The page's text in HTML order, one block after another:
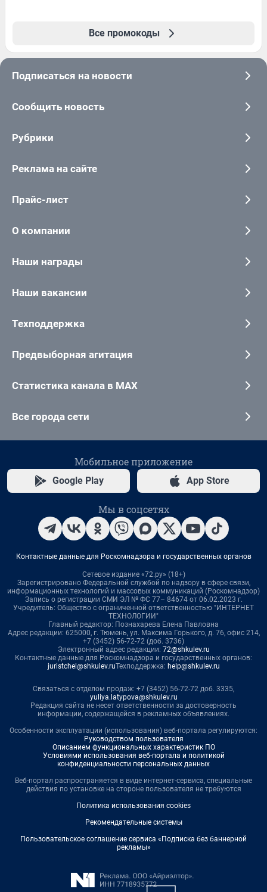
Все промокоды
Подписаться на новости
Сообщить новость
Рубрики
Реклама на сайте
Прайс-лист
О компании
Наши награды
Наши вакансии
Техподдержка
Предвыборная агитация
Статистика канала в MAX
Все города сети
Мобильное приложение
Google Play App Store
Мы в соцсетях
Контактные данные для Роскомнадзора и государственных органов
Сетевое издание «72.ру» (18+)
Зарегистрировано Федеральной службой по надзору в сфере связи,
информационных технологий и массовых коммуникаций (Роскомнадзор)
Запись о регистрации СМИ ЭЛ № ФС 77– 84674 от 06.02.2023 г.
Учредитель: Общество с ограниченной ответственностью "ИНТЕРНЕТ
ТЕХНОЛОГИИ"
Главный редактор: Познахарева Елена Павловна
Адрес редакции: 625000, г. Тюмень, ул. Максима Горького, д. 76, офис 214,
+7 (3452) 56-72-72 (доб. 3736)
Электронный адрес редакции: 72@shkulev.ru
Контактные данные для Роскомнадзора и государственных органов:
juristchel@shkulev.ruТехподдержка: help@shkulev.ru
Связаться с отделом продаж: +7 (3452) 56-72-72 доб. 3335,
yuliya.latypova@shkulev.ru
Редакция сайта не несет ответственности за достоверность
информации, содержащейся в рекламных объявлениях.
Особенности эксплуатации (использования) веб-портала регулируются:
Руководством пользователя
Описанием функциональных характеристик ПО
Условиями использования веб-портала и политикой
конфиденциальности персональных данных
Веб-портал распространяется в виде интернет-сервиса, специальные
действия по установке на стороне пользователя не требуются
Политика использования cookies
Рекомендательные системы
Пользовательское соглашение сервиса «Подписка без баннерной
рекламы»